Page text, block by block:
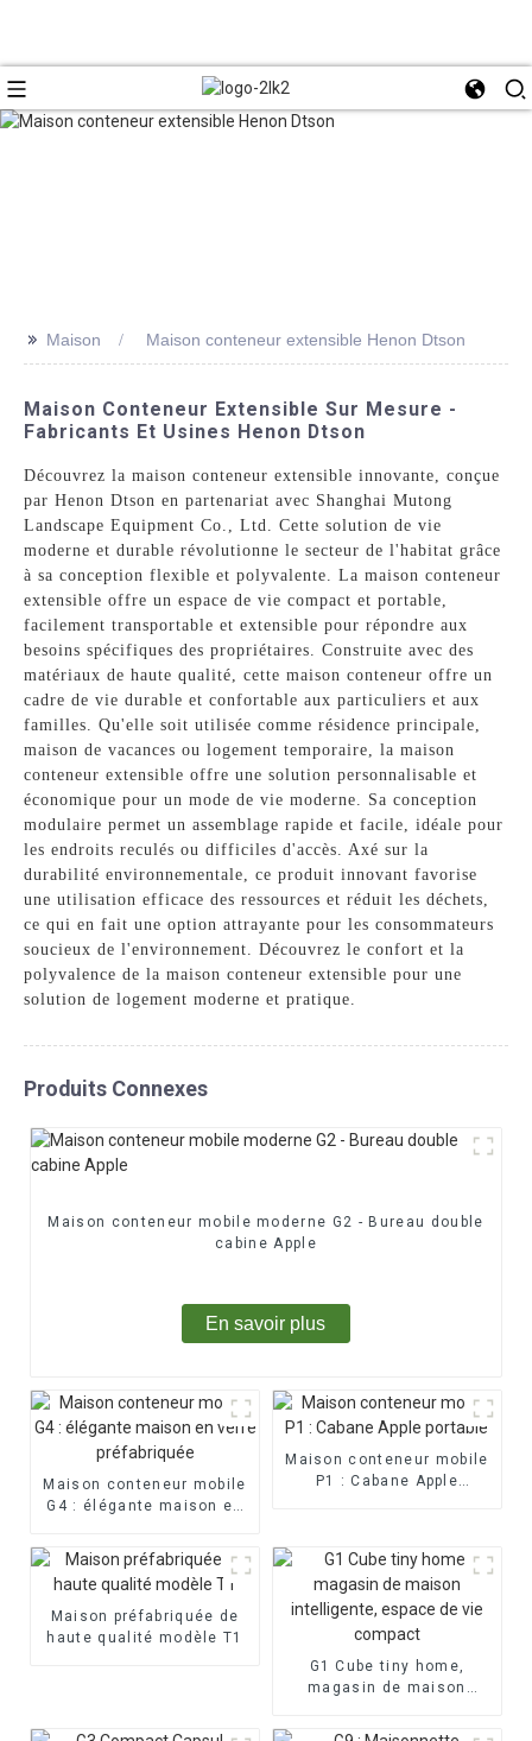
>> Maison Maison conteneur extensible Henon Dtson
Maison Conteneur Extensible Sur Mesure -
Fabricants Et Usines Henon Dtson
Découvrez la maison conteneur extensible innovante, conçue
par Henon Dtson en partenariat avec Shanghai Mutong
Landscape Equipment Co., Ltd. Cette solution de vie
moderne et durable révolutionne le secteur de l'habitat grâce
à sa conception flexible et polyvalente. La maison conteneur
extensible offre un espace de vie compact et portable,
facilement transportable et extensible pour répondre aux
besoins spécifiques des propriétaires. Construite avec des
matériaux de haute qualité, cette maison conteneur offre un
cadre de vie durable et confortable aux particuliers et aux
familles. Qu'elle soit utilisée comme résidence principale,
maison de vacances ou logement temporaire, la maison
conteneur extensible offre une solution personnalisable et
économique pour un mode de vie moderne. Sa conception
modulaire permet un assemblage rapide et facile, idéale pour
les endroits reculés ou difficiles d'accès. Axé sur la
durabilité environnementale, ce produit innovant favorise
une utilisation efficace des ressources et réduit les déchets,
ce qui en fait une option attrayante pour les consommateurs
soucieux de l'environnement. Découvrez le confort et la
polyvalence de la maison conteneur extensible pour une
solution de logement moderne et pratique.
Produits Connexes
Maison conteneur mobile moderne G2 - Bureau double
cabine Apple
En savoir plus
Maison conteneur mobile
G4 : élégante maison en
Maison conteneur mobile
P1 : Cabane Apple
Maison préfabriquée de
haute qualité modèle T1
G1 Cube tiny home,
magasin de maison
vie compact